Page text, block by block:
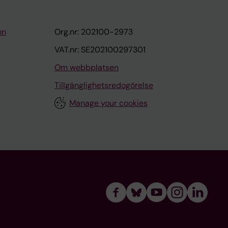
Org.nr: 202100-2973
VAT.nr: SE202100297301
Om webbplatsen
Tillgänglighetsredogörelse
Manage your cookies